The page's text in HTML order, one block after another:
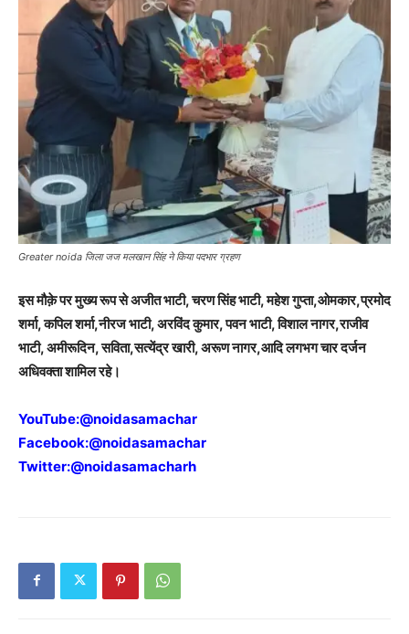
Greater noida जिला जज मलखान सिंह ने किया पदभार ग्रहण
इस मौक़े पर मुख्य रूप से अजीत भाटी, चरण सिंह भाटी, महेश गुप्ता,ओमकार,प्रमोद
शर्मा, कपिल शर्मा,नीरज भाटी, अरविंद कुमार, पवन भाटी, विशाल नागर,राजीव
भाटी, अमीरूदिन, सविता,सत्येंद्र खारी, अरूण नागर,आदि लगभग चार दर्जन
अधिवक्ता शामिल रहे।
YouTube:@noidasamachar
Facebook:@noidasamachar
Twitter:@noidasamacharh